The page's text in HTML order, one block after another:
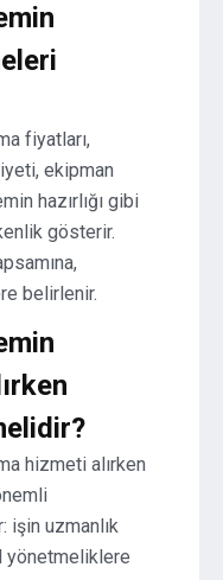
fiyatları,
ekipman
hazırlığı gibi
gösterir.
belirlenir.
hizmeti alırken
işin uzmanlık
yönetmeliklere